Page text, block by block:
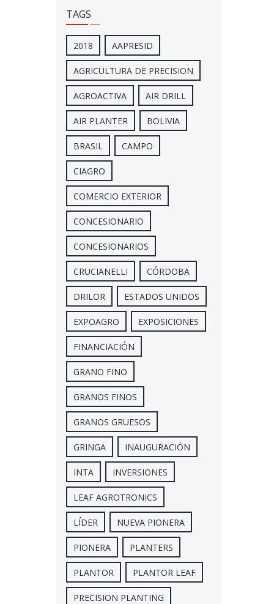
TAGS
2018 AAPRESID
AGRICULTURA DE PRECISION
AGROACTIVA AIR DRILL
AIR PLANTER BOLIVIA
BRASIL CAMPO
CIAGRO
COMERCIO EXTERIOR
CONCESIONARIO
CONCESIONARIOS
CRUCIANELLI CÓRDOBA
DRILOR ESTADOS UNIDOS
EXPOAGRO EXPOSICIONES
FINANCIACIÓN
GRANO FINO
GRANOS FINOS
GRANOS GRUESOS
GRINGA INAUGURACIÓN
INTA INVERSIONES
LEAF AGROTRONICS
LÍDER NUEVA PIONERA
PIONERA PLANTERS
PLANTOR PLANTOR LEAF
PRECISION PLANTING